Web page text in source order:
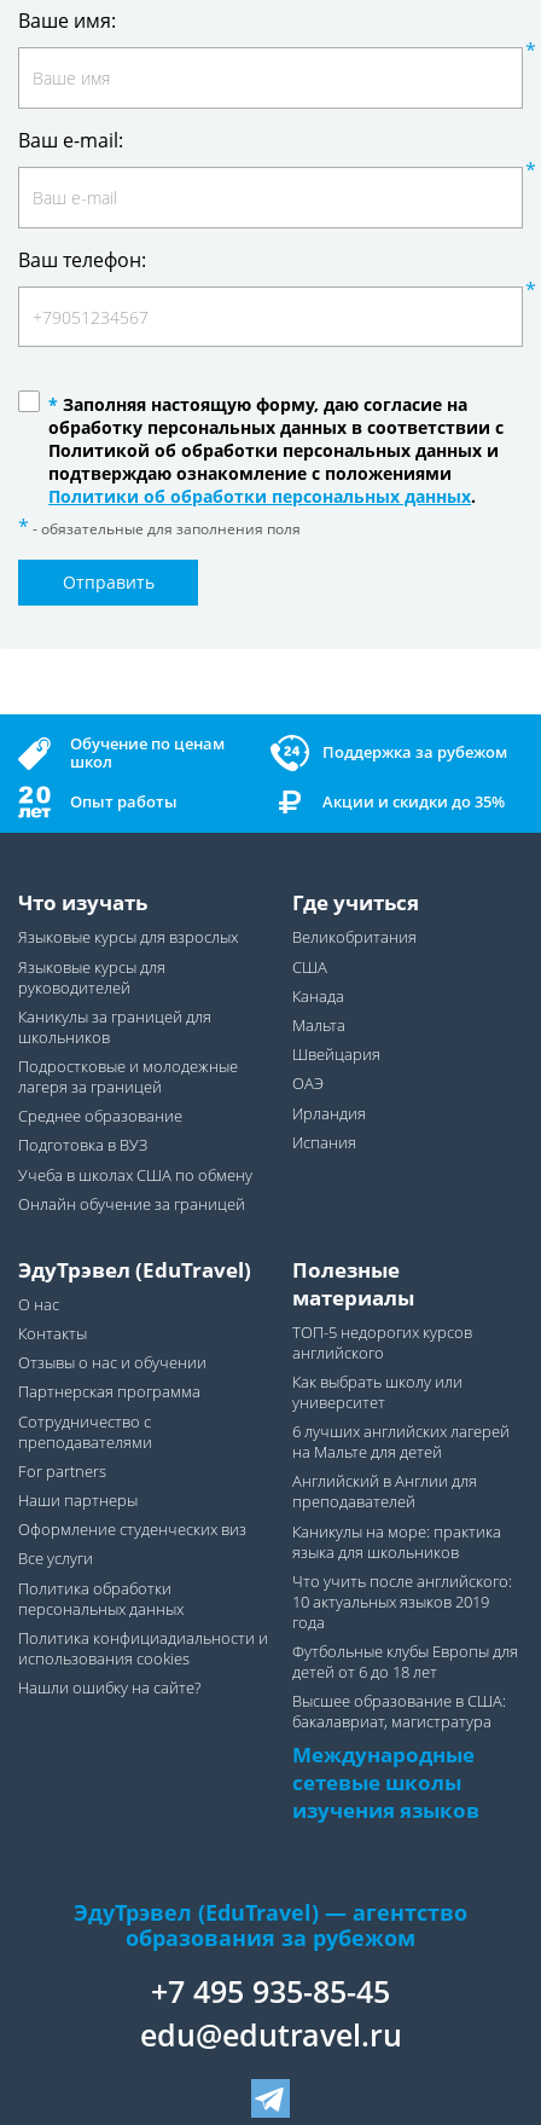
Ваше имя:
Ваш e-mail:
Ваш телефон:
* Заполняя настоящую форму, даю согласие на
обработку персональных данных в соответствии с
Политикой об обработки персональных данных и
подтверждаю ознакомление с положениями
Политики об обработки персональных данных.
- обязательные для заполнения поля
Отправить
Обучение по ценам
школ
Поддержка за рубежом
Опыт работы Акции и скидки до 35%
Что изучать
Языковые курсы для взрослых
Языковые курсы для
руководителей
Каникулы за границей для
школьников
Подростковые и молодежные
лагеря за границей
Среднее образование
Подготовка в ВУЗ
Учеба в школах США по обмену
Онлайн обучение за границей
Где учиться
Великобритания
США
Канада
Мальта
Швейцария
ОАЭ
Ирландия
Испания
ЭдуТрэвел (EduTravel)
О нас
Контакты
Отзывы о нас и обучении
Партнерская программа
Сотрудничество с
преподавателями
For partners
Наши партнеры
Оформление студенческих виз
Все услуги
Политика обработки
персональных данных
Политика конфициадиальности и
использования cookies
Нашли ошибку на сайте?
Полезные
материалы
ТОП-5 недорогих курсов
английского
Как выбрать школу или
университет
6 лучших английских лагерей
на Мальте для детей
Английский в Англии для
преподавателей
Каникулы на море: практика
языка для школьников
Что учить после английского:
10 актуальных языков 2019
года
Футбольные клубы Европы для
детей от 6 до 18 лет
Высшее образование в США:
бакалавриат, магистратура
Международные
сетевые школы
изучения языков
ЭдуТрэвел (EduTravel) — агентство
образования за рубежом
+7 495 935-85-45
edu@edutravel.ru